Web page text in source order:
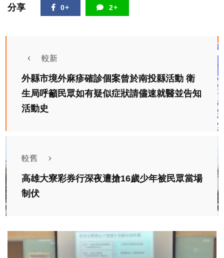
分享 0+ 2+
較新
外縣市境外麻疹確診個案曾於南投縣活動 衛
生局呼籲民眾如有疑似症狀請儘速就醫並告知
活動史
較舊
高雄大寮彩券行深夜遭搶16歲少年被民眾當場
制伏